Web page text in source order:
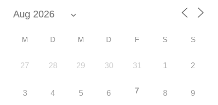
M D M D F S S
27 28 29 30 31 1 2
3 4 5 6 7 8 9